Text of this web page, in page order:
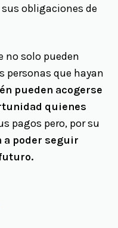
obligaciones de
no solo pueden
personas que hayan
pueden acogerse
quienes
pagos pero, por su
a poder seguir